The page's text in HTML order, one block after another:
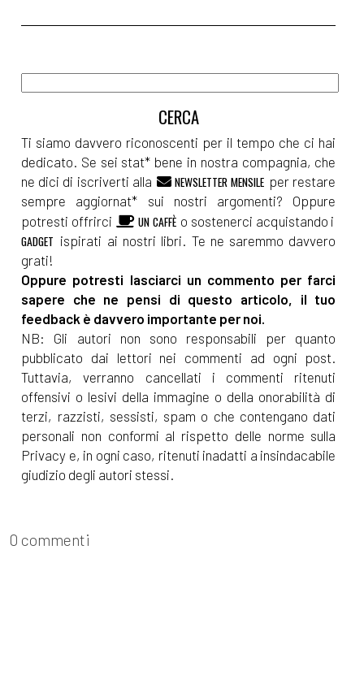
Ti siamo davvero riconoscenti per il tempo che ci hai
dedicato. Se sei stat* bene in nostra compagnia, che
ne dici di iscriverti alla
NEWSLETTER MENSILE per restare
sempre aggiornat* sui nostri argomenti? Oppure
potresti offrirci
UN CAFFÈ o sostenerci acquistando i
GADGET ispirati ai nostri libri. Te ne saremmo davvero
grati!
Oppure potresti lasciarci un commento per farci
sapere che ne pensi di questo articolo, il tuo
feedback è davvero importante per noi.
NB: Gli autori non sono responsabili per quanto
pubblicato dai lettori nei commenti ad ogni post.
Tuttavia, verranno cancellati i commenti ritenuti
offensivi o lesivi della immagine o della onorabilità di
terzi, razzisti, sessisti, spam o che contengano dati
personali non conformi al rispetto delle norme sulla
Privacy e, in ogni caso, ritenuti inadatti a insindacabile
giudizio degli autori stessi.
0 commenti